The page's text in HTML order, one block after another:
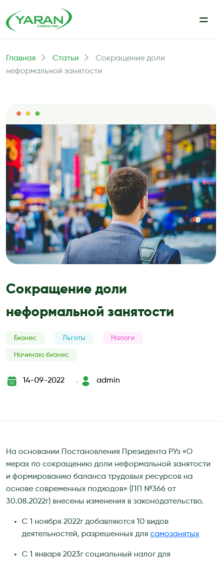
Главная Статьи
Сокращение доли
неформальной занятости
Сокращение доли
неформальной занятости
Бизнес Льготы Налоги
Начинаю бизнес
14-09-2022
`
admin
На основании Постановления Президента РУз «О
мерах по сокращению доли неформальной занятости
и формированию баланса трудовых ресурсов на
основе современных подходов» (ПП №366 от
30.08.2022г) внесены изменения в законодательство.
С 1 ноября 2022г добавляются 10 видов
деятельностей, разрешенных для самозанятых
С 1 января 2023г социальный налог для